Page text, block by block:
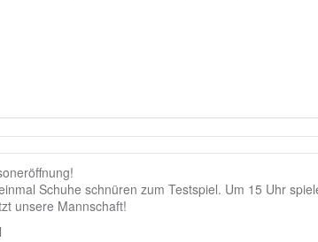
Schuhe schnüren zum Testspiel. Um 15 Uhr
unsere Mannschaft!